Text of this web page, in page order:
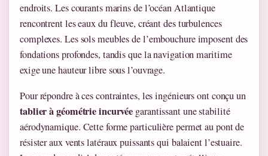
endroits. Les courants marins de l’océan Atlantique
rencontrent les eaux du fleuve, créant des turbulences
complexes. Les sols meubles de l’embouchure imposent des
fondations profondes, tandis que la navigation maritime
exige une hauteur libre sous l’ouvrage.
Pour répondre à ces contraintes, les ingénieurs ont conçu un
tablier à géométrie incurvée garantissant une stabilité
aérodynamique. Cette forme particulière permet au pont de
résister aux vents latéraux puissants qui balaient l’estuaire.